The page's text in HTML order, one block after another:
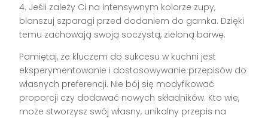
4. Jeśli zależy Ci na intensywnym kolorze zupy,
blanszuj szparagi przed dodaniem do garnka. Dzięki
temu zachowają swoją soczystą, zieloną barwę.
Pamiętaj, że kluczem do sukcesu w kuchni jest
eksperymentowanie i dostosowywanie przepisów do
własnych preferencji. Nie bój się modyfikować
proporcji czy dodawać nowych składników. Kto wie,
może stworzysz swój własny, unikalny przepis na